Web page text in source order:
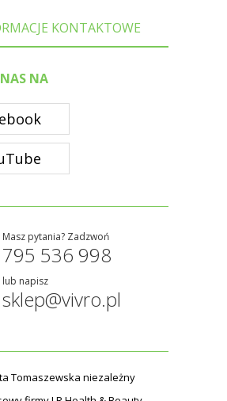
KONTAKTOWE
NA
Masz pytania? Zadzwoń
795 536 998
lub napisz
sklep@vivro.pl
Tomaszewska niezależny